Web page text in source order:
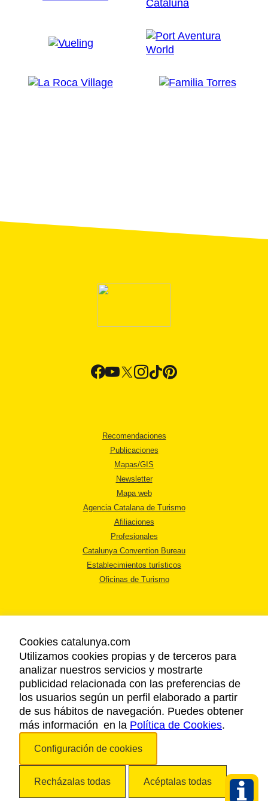
Recomendaciones
Publicaciones
Mapas/GIS
Newsletter
Mapa web
Agencia Catalana de Turismo
Afiliaciones
Profesionales
Catalunya Convention Bureau
Establecimientos turísticos
Oficinas de Turismo
AVISO LEGAL
POLÍTICA DE PRIVACIDAD
COOKIES
ACCESSIBILIDAD
Copyright © 2026. Agencia Catalana de Turismo. Todos los derechos
Cookies catalunya.com
Utilizamos cookies propias y de terceros para
analizar nuestros servicios y mostrarte
publicidad relacionada con las preferencias de
los usuarios según un perfil elaborado a partir
de sus hábitos de navegación. Puedes obtener
más información en la Política de Cookies.
Configuración de cookies
Recházalas todas Acéptalas todas